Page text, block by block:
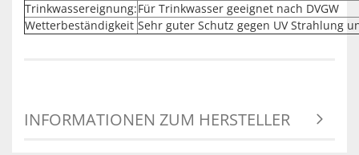
Trinkwassereignung:Für Trinkwasser geeignet nach DVGW
Wetterbeständigkeit Sehr guter Schutz gegen UV Strahlung
INFORMATIONEN ZUM HERSTELLER